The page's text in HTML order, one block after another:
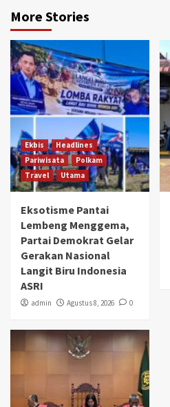
More Stories
Ekbis
Headlines
Pariwisata
Polkam
Travel
Utama
Eksotisme Pantai
Lembeng Menggema,
Partai Demokrat Gelar
Gerakan Nasional
Langit Biru Indonesia
ASRI
admin Agustus 8, 2026 0